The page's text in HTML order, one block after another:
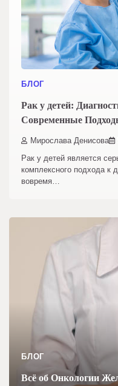
БЛОГ
Рак у детей:
Современные
Мирослава Денисова
Рак у детей является
комплексного подхода к
вовремя…
БЛОГ
Всё об Онкологии